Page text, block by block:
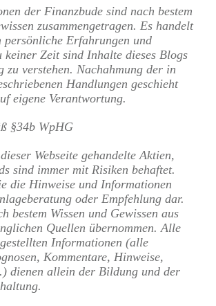
der Finanzbude sind nach bestem
zusammengetragen. Es handelt
persönliche Erfahrungen und
keiner Zeit sind Inhalte dieses Blogs
zu verstehen. Nachahmung der in
Handlungen geschieht
eigene Verantwortung.
§34b WpHG
Webseite gehandelte Aktien,
sind immer mit Risiken behaftet.
die Hinweise und Informationen
oder Empfehlung dar.
bestem Wissen und Gewissen aus
Quellen übernommen. Alle
Informationen (alle
Kommentare, Hinweise,
dienen allein der Bildung und der